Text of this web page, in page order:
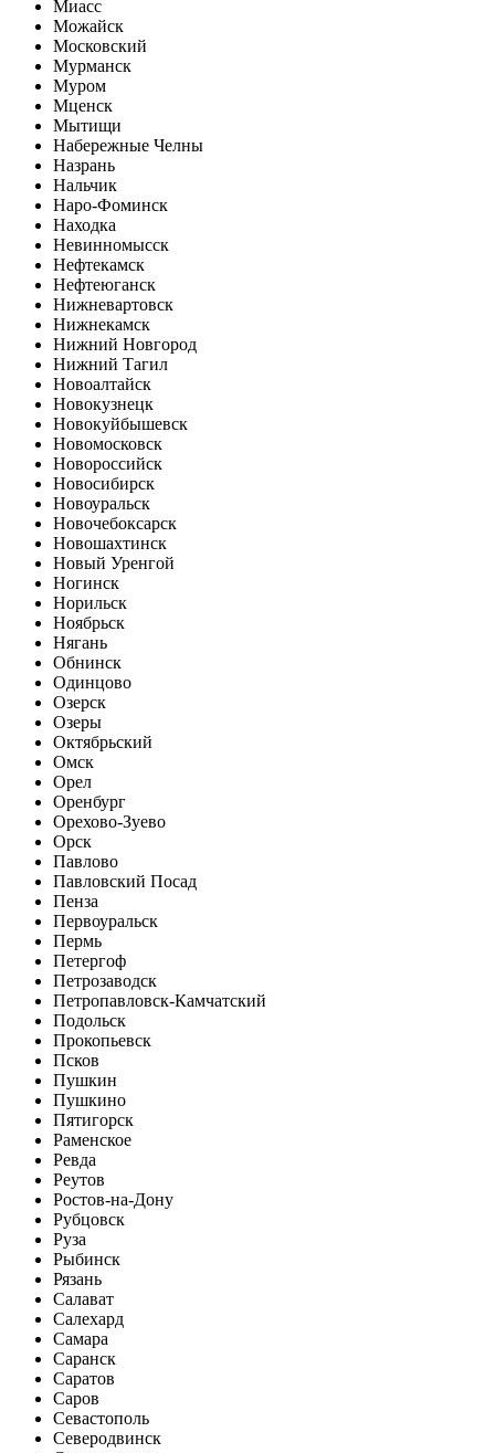
Миасс
Можайск
Московский
Мурманск
Муром
Мценск
Мытищи
Набережные Челны
Назрань
Нальчик
Наро-Фоминск
Находка
Невинномысск
Нефтекамск
Нефтеюганск
Нижневартовск
Нижнекамск
Нижний Новгород
Нижний Тагил
Новоалтайск
Новокузнецк
Новокуйбышевск
Новомосковск
Новороссийск
Новосибирск
Новоуральск
Новочебоксарск
Новошахтинск
Новый Уренгой
Ногинск
Норильск
Ноябрьск
Нягань
Обнинск
Одинцово
Озерск
Озеры
Октябрьский
Омск
Орел
Оренбург
Орехово-Зуево
Орск
Павлово
Павловский Посад
Пенза
Первоуральск
Пермь
Петергоф
Петрозаводск
Петропавловск-Камчатский
Подольск
Прокопьевск
Псков
Пушкин
Пушкино
Пятигорск
Раменское
Ревда
Реутов
Ростов-на-Дону
Рубцовск
Руза
Рыбинск
Рязань
Салават
Салехард
Самара
Саранск
Саратов
Саров
Севастополь
Северодвинск